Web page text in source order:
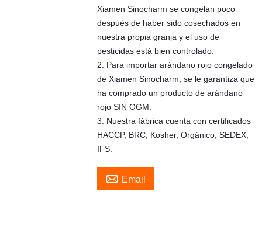
Xiamen Sinocharm se congelan poco
después de haber sido cosechados en
nuestra propia granja y el uso de
pesticidas está bien controlado.
2. Para importar arándano rojo congelado
de Xiamen Sinocharm, se le garantiza que
ha comprado un producto de arándano
rojo SIN OGM.
3. Nuestra fábrica cuenta con certificados
HACCP, BRC, Kosher, Orgánico, SEDEX,
IFS.
 Email